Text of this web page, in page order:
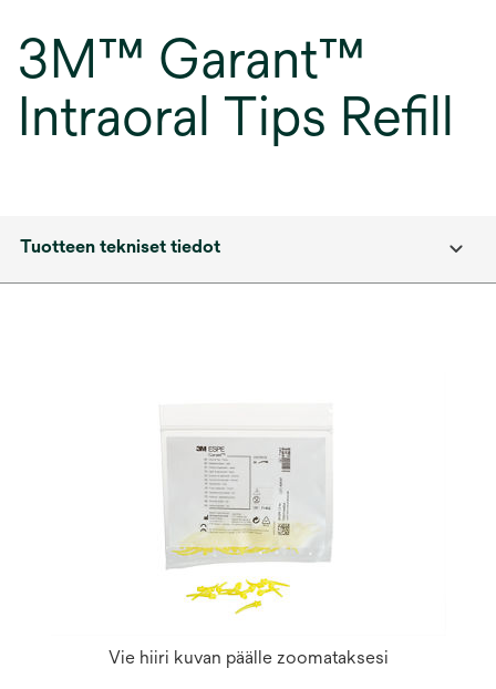
3M™ Garant™
Intraoral Tips Refill
Tuotteen tekniset tiedot
Vie hiiri kuvan päälle zoomataksesi